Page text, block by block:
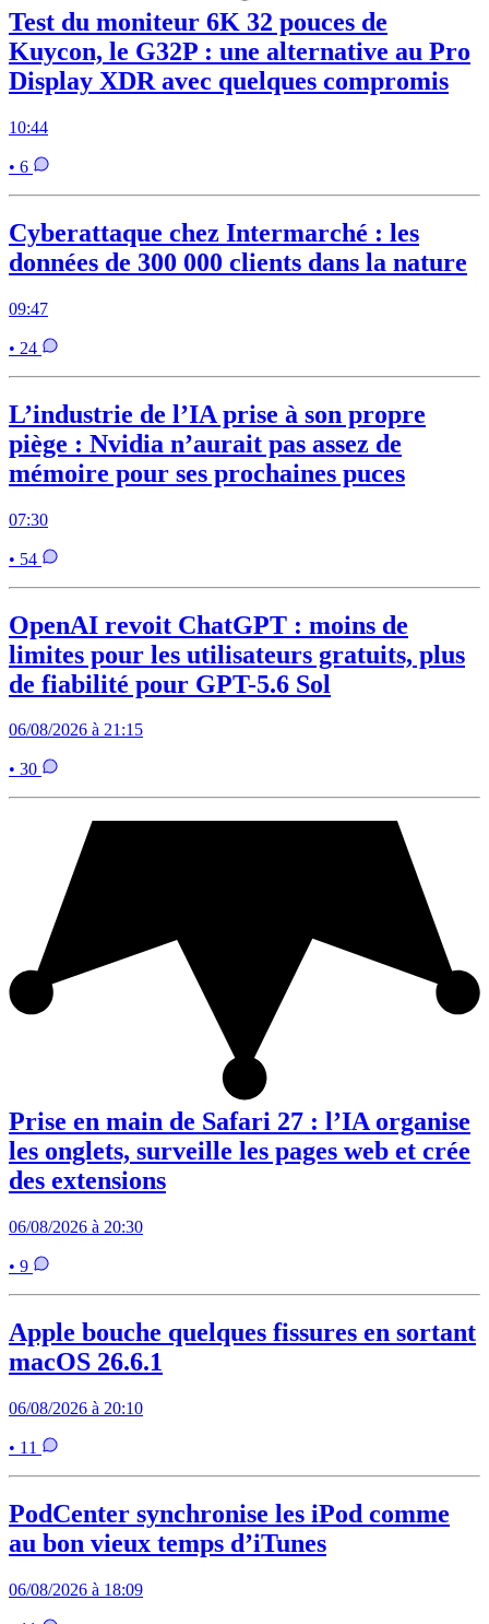
Test du moniteur 6K 32 pouces de
Kuycon, le G32P : une alternative au Pro
Display XDR avec quelques compromis
10:44
• 6
Cyberattaque chez Intermarché : les
données de 300 000 clients dans la nature
09:47
• 24
L’industrie de l’IA prise à son propre
piège : Nvidia n’aurait pas assez de
mémoire pour ses prochaines puces
07:30
• 54
OpenAI revoit ChatGPT : moins de
limites pour les utilisateurs gratuits, plus
de fiabilité pour GPT-5.6 Sol
06/08/2026 à 21:15
• 30
Prise en main de Safari 27 : l’IA organise
les onglets, surveille les pages web et crée
des extensions
06/08/2026 à 20:30
• 9
Apple bouche quelques fissures en sortant
macOS 26.6.1
06/08/2026 à 20:10
• 11
PodCenter synchronise les iPod comme
au bon vieux temps d’iTunes
06/08/2026 à 18:09